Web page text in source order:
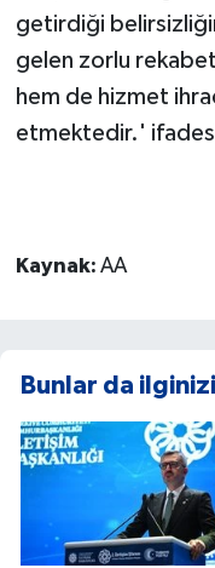
getirdiği
gelen zorlu rekabet
hem de hizmet
etmektedir.'
Kaynak: AA
Bunlar da